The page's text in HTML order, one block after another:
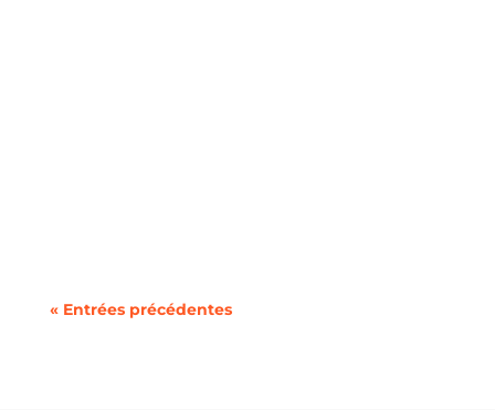
« Entrées précédentes